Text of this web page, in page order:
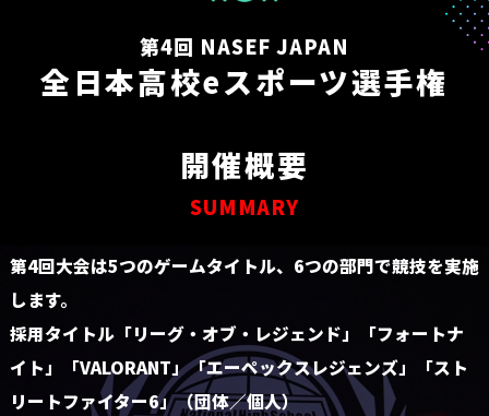
第4回 NASEF JAPAN
全日本高校eスポーツ選手権
開催概要
SUMMARY
第4回大会は5つのゲームタイトル、6つの部門で競技を実施
します。
採用タイトル「リーグ・オブ・レジェンド」「フォートナ
イト」
「VALORANT」「エーペックスレジェンズ」「スト
リートファイター6」（団体／個人）